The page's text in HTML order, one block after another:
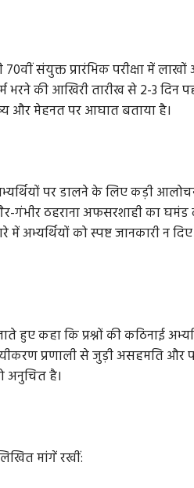
संयुक्त प्रारंभिक परीक्षा में लाखों
भरने की आखिरी तारीख से 2-3
और मेहनत पर आघात बताया है।
पर डालने के लिए कड़ी
गंभीर ठहराना अफसरशाही का घमंड
में अभ्यर्थियों को स्पष्ट जानकारी न
हुए कहा कि प्रश्नों की कठिनाई
प्रणाली से जुड़ी असहमति और
अनुचित है।
मांगें रखीं: